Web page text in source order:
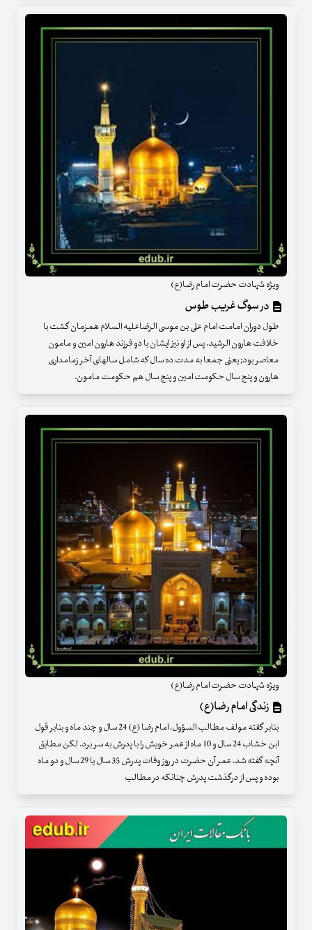
ویژه شهادت حضرت امام رضا(ع)
در سوگ غریب طوس
طول دوران امامت امام علی بن موسی الرضاعلیه السلام همزمان گشت با
خلافت هارون الرشید. پس از او نیز ایشان با دو فرزند هارون امین و مامون
معاصر بود; یعنی جمعا به مدت ده سال که شامل سالهای آخر زمامداری
هارون و پنج سال حکومت امین و پنج سال هم حکومت مامون.
ویژه شهادت حضرت امام رضا(ع)
زندگی امام رضا(ع)
بنابر گفته مولف مطالب السؤول، امام رضا (ع) 24 سال و چند ماه و بنابر قول
ابن خشاب 24 سال و 10 ماه از عمر خویش را با پدرش به سر برد. لکن مطابق
آنچه گفته شد، عمر آن حضرت در روز وفات پدرش 35 سال یا 29 سال و دو ماه
بوده و پس از درگذشت پدرش چنانکه در مطالب